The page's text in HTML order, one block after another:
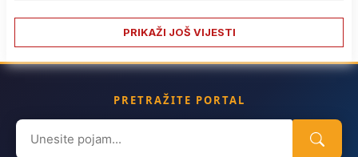
PRIKAŽI JOŠ VIJESTI
PRETRAŽITE PORTAL
Search
for: